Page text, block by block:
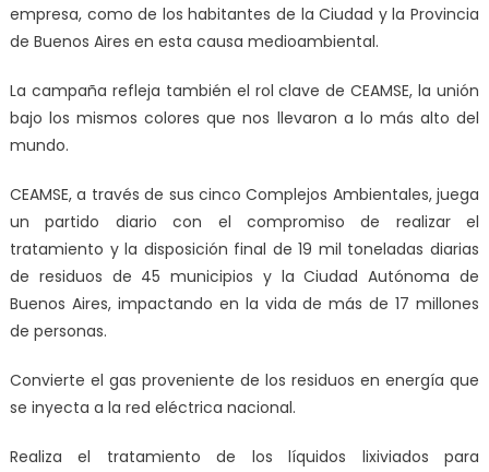
empresa, como de los habitantes de la Ciudad y la Provincia
de Buenos Aires en esta causa medioambiental.
La campaña refleja también el rol clave de CEAMSE, la unión
bajo los mismos colores que nos llevaron a lo más alto del
mundo.
CEAMSE, a través de sus cinco Complejos Ambientales, juega
un partido diario con el compromiso de realizar el
tratamiento y la disposición final de 19 mil toneladas diarias
de residuos de 45 municipios y la Ciudad Autónoma de
Buenos Aires, impactando en la vida de más de 17 millones
de personas.
Convierte el gas proveniente de los residuos en energía que
se inyecta a la red eléctrica nacional.
Realiza el tratamiento de los líquidos lixiviados para